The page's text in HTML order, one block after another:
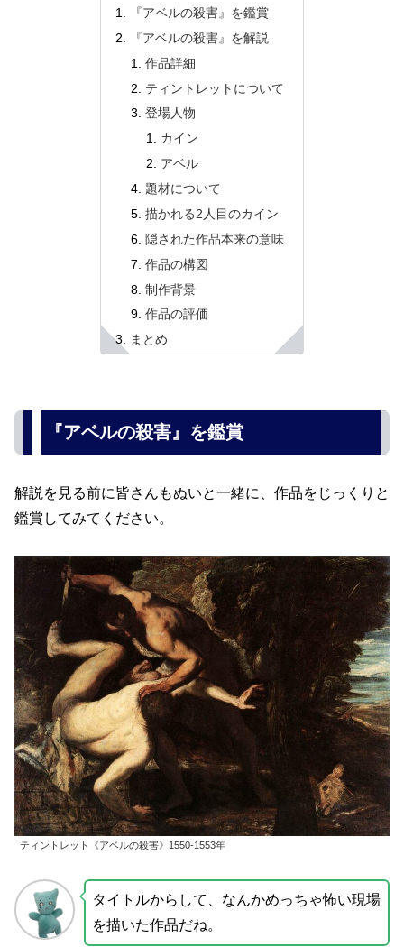
『アベルの殺害』を鑑賞
『アベルの殺害』を解説
作品詳細
ティントレットについて
登場人物
カイン
アベル
題材について
描かれる2人目のカイン
隠された作品本来の意味
作品の構図
制作背景
作品の評価
まとめ
『アベルの殺害』を鑑賞
解説を見る前に皆さんもぬいと一緒に、作品をじっくりと
鑑賞してみてください。
ティントレット《アベルの殺害》1550-1553年
タイトルからして、なんかめっちゃ怖い現場
を描いた作品だね。